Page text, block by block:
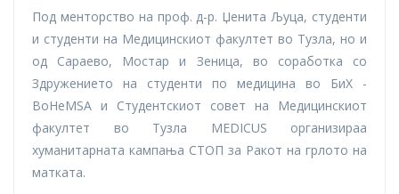
Под менторство на проф. д-р. Џенита Љуца, студенти
и студенти на Медицинскиот факултет во Тузла, но и
од Сараево, Мостар и Зеница, во соработка со
Здружението на студенти по медицина во БиХ -
BoHeMSA и Студентскиот совет на Медицинскиот
факултет во Тузла MEDICUS организираа
хуманитарната кампања СТОП за Ракот на грлото на
матката.